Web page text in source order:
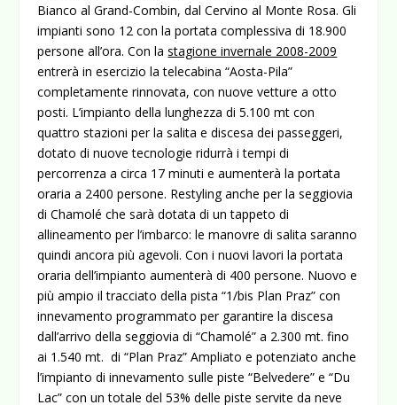
Bianco al Grand-Combin, dal Cervino al Monte Rosa. Gli
impianti sono 12 con la portata complessiva di 18.900
persone all’ora. Con lastagione invernale 2008-2009
entrerà in esercizio la telecabina “Aosta-Pila”
completamente rinnovata, con nuove vetture a otto
posti. L’impianto della lunghezza di 5.100 mt con
quattro stazioni per la salita e discesa dei passeggeri,
dotato di nuove tecnologie ridurrà i tempi di
percorrenza a circa 17 minuti e aumenterà la portata
oraria a 2400 persone. Restyling anche per la seggiovia
di Chamolé che sarà dotata di un tappeto di
allineamento per l’imbarco: le manovre di salita saranno
quindi ancora più agevoli. Con i nuovi lavori la portata
oraria dell’impianto aumenterà di 400 persone. Nuovo e
più ampio il tracciato della pista “1/bis Plan Praz” con
innevamento programmato per garantire la discesa
dall’arrivo della seggiovia di “Chamolé” a 2.300 mt. fino
ai 1.540 mt. di “Plan Praz” Ampliato e potenziato anche
l’impianto di innevamento sulle piste “Belvedere” e “Du
Lac” con un totale del 53% delle piste servite da neve